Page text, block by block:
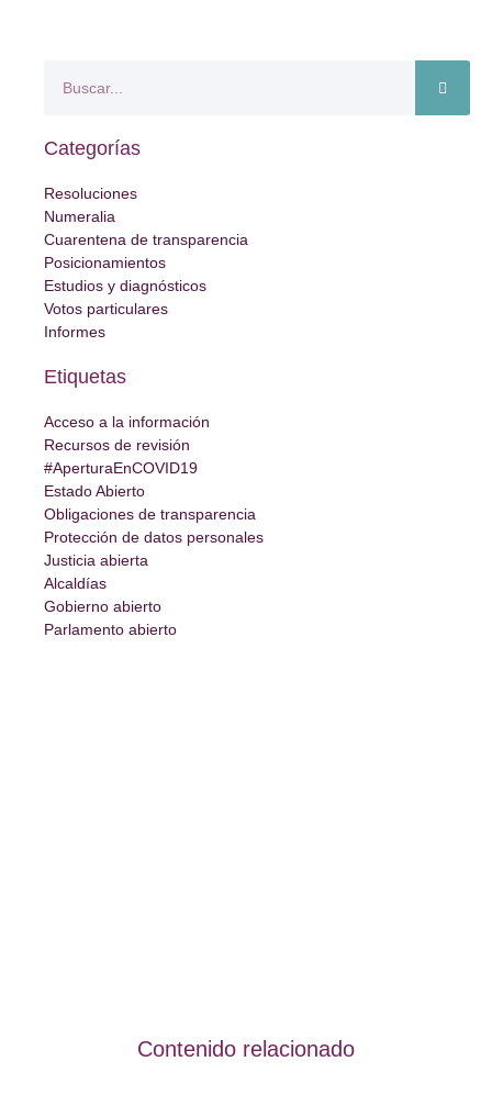
Categorías
Resoluciones
Numeralia
Cuarentena de transparencia
Posicionamientos
Estudios y diagnósticos
Votos particulares
Informes
Etiquetas
Acceso a la información
Recursos de revisión
#AperturaEnCOVID19
Estado Abierto
Obligaciones de transparencia
Protección de datos personales
Justicia abierta
Alcaldías
Gobierno abierto
Parlamento abierto
Contenido relacionado